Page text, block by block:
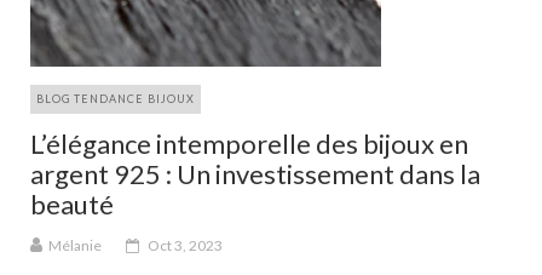
BLOG TENDANCE BIJOUX
L’élégance intemporelle des bijoux en
argent 925 : Un investissement dans la
beauté
Mélanie Oct 3, 2023